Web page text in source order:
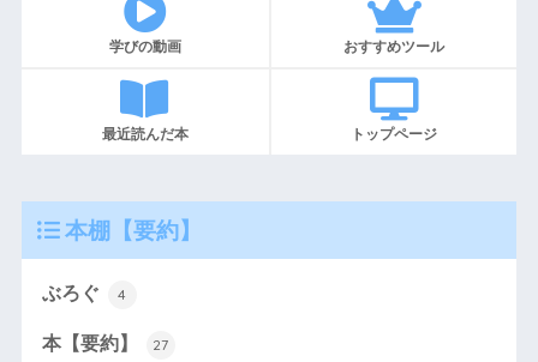
学びの動画 おすすめツール
最近読んだ本 トップページ
本棚【要約】
ぶろぐ 4
本【要約】 27